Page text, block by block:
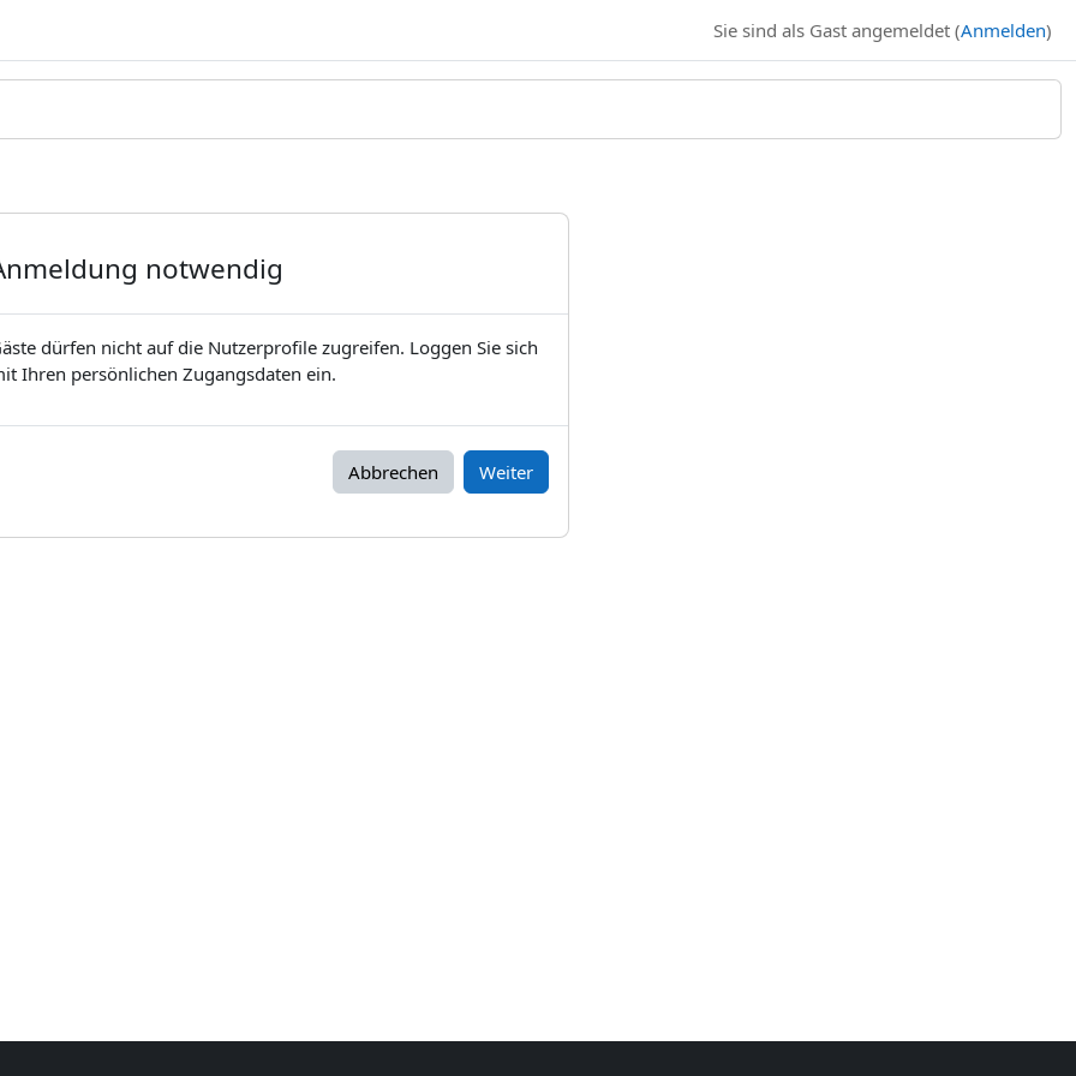
Sie sind als Gast angemeldet (Anmelden)
notwendig
dürfen nicht auf die Nutzerprofile zugreifen. Loggen Sie sich
Ihren persönlichen Zugangsdaten ein.
Abbrechen Weiter